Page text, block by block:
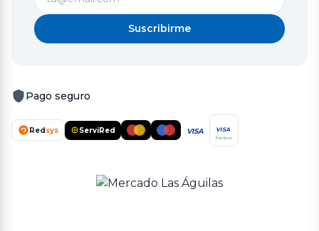
Suscribirme
Pago seguro
Redsys ServiRed VISA VISA
Electron